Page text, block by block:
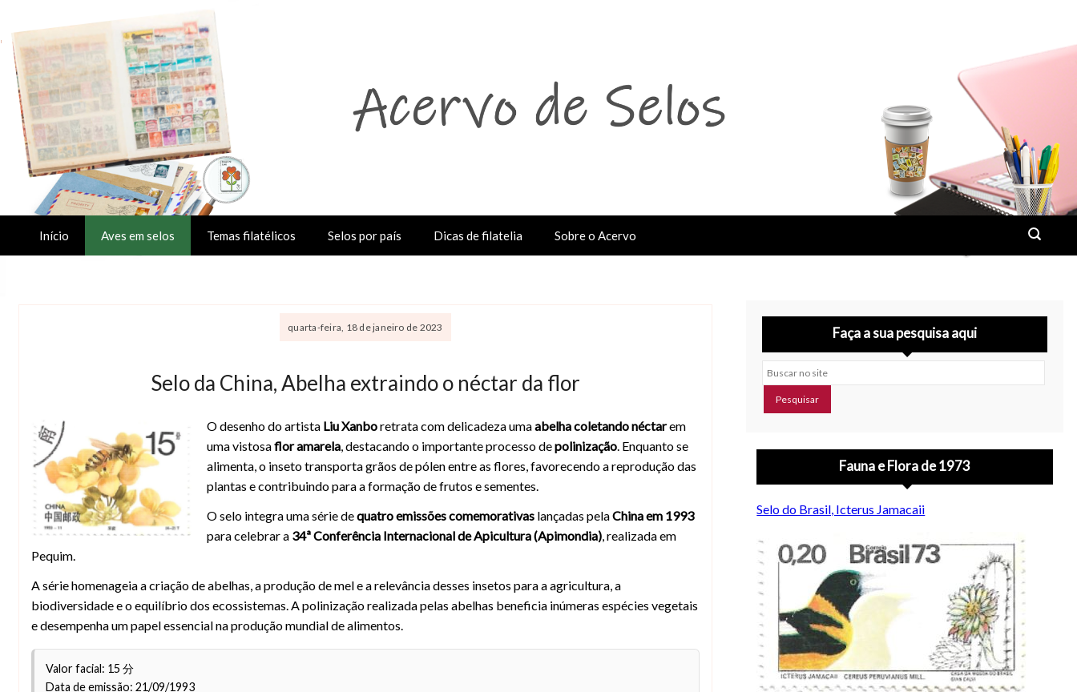
Início Aves em selos Temas filatélicos Selos por país Dicas de filatelia Sobre o Acervo
quarta-feira, 18 de janeiro de 2023
Selo da China, Abelha extraindo o néctar da flor
O desenho do artista Liu Xanboretrata com delicadeza umaabelha coletando néctarem
uma vistosaflor amarela , destacando o importante processo depolinização . Enquanto se
alimenta, o inseto transporta grãos de pólen entre as flores, favorecendo a reprodução das
plantas e contribuindo para a formação de frutos e sementes.
O selo integra uma série dequatro emissões comemorativas lançadas pelaChina em 1993
para celebrar a 34ª Conferência Internacional de Apicultura (Apimondia) , realizada em
Pequim.
A série homenageia a criação de abelhas, a produção de mel e a relevância desses insetos para a agricultura, a
biodiversidade e o equilíbrio dos ecossistemas. A polinização realizada pelas abelhas beneficia inúmeras espécies vegetais
e desempenha um papel essencial na produção mundial de alimentos.
Valor facial: 15 分
Data de emissão: 21/09/1993
Faça a sua pesquisa aqui
Buscar no site
Fauna e Flora de 1973
Selo do Brasil, Icterus Jamacaii